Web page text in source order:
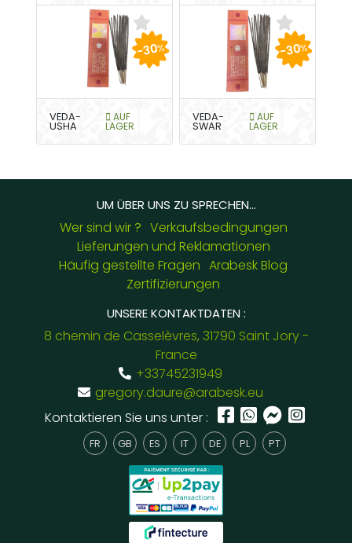
VEDA-
USHA
AUF
LAGER
-30%
VEDA-
SWAR
AUF
LAGER
-30%
UM ÜBER UNS ZU SPRECHEN...
Wer sind wir ? Verkaufsbedingungen
Lieferungen und Reklamationen
Häufig gestellte Fragen Arabesk Blog
Zertifizierungen
UNSERE KONTAKTDATEN :
8 chemin de Casselèvres, 31790 Saint Jory -
France
+33745231949
gregory.daure@arabesk.eu
Kontaktieren Sie uns unter :
FR GB ES IT DE PL PT